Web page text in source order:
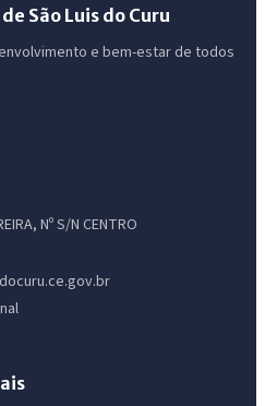
São Luis do Curu
e bem-estar de todos
Nº S/N CENTRO